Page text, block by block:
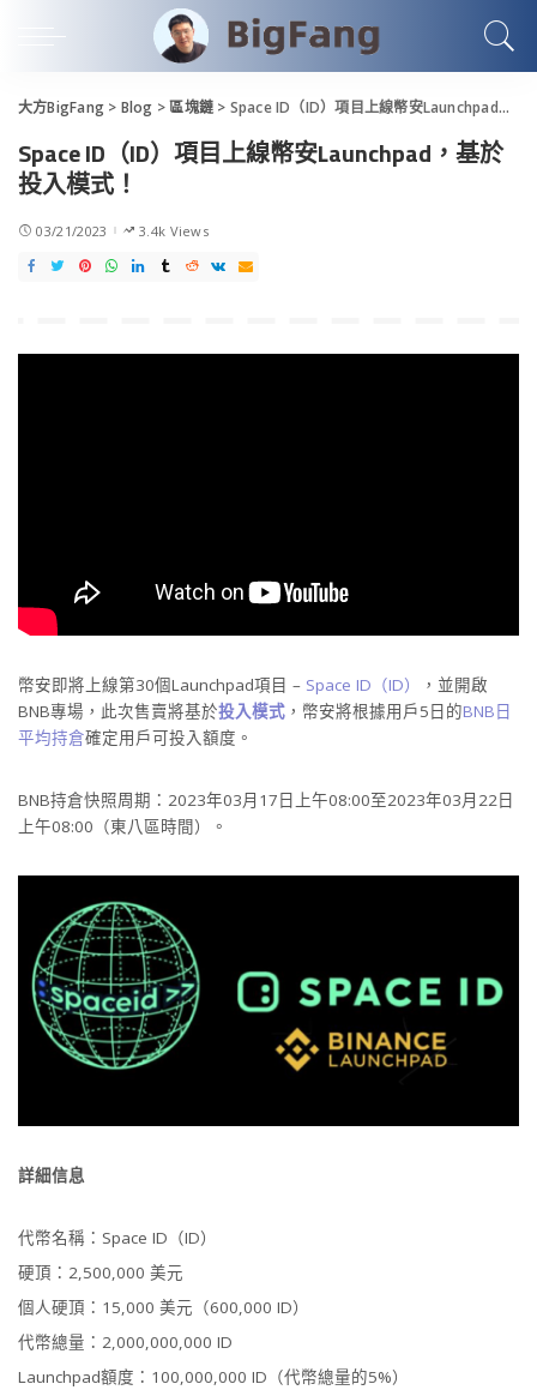
大方BigFang > Blog >區塊鏈 > Space ID（ID）項目上線幣安Launchpad，基於投入模式！
Space ID（ID）項目上線幣安Launchpad，基於
投入模式！
03/21/2023 3.4k Views
幣安即將上線第30個Launchpad項目 – Space ID（ID）
，並開啟
BNB專場，此次售賣將基於投入模式 ，幣安將根據用戶5日的BNB日
平均持倉確定用戶可投入額度。
BNB持倉快照周期：2023年03月17日上午08:00至2023年03月22日
上午08:00（東八區時間）。
詳細信息
代幣名稱：Space ID（ID）
硬頂：2,500,000 美元
個人硬頂：15,000 美元（600,000 ID）
代幣總量：2,000,000,000 ID
Launchpad額度：100,000,000 ID（代幣總量的5%）